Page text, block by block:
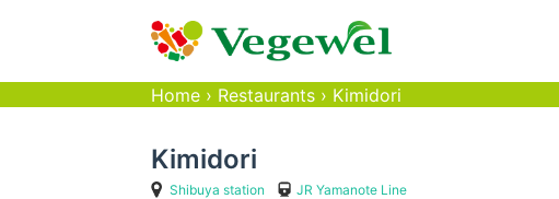
Home › Restaurants › Kimidori
Kimidori
Shibuya station JR Yamanote Line